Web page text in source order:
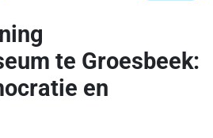
te Groesbeek:
en